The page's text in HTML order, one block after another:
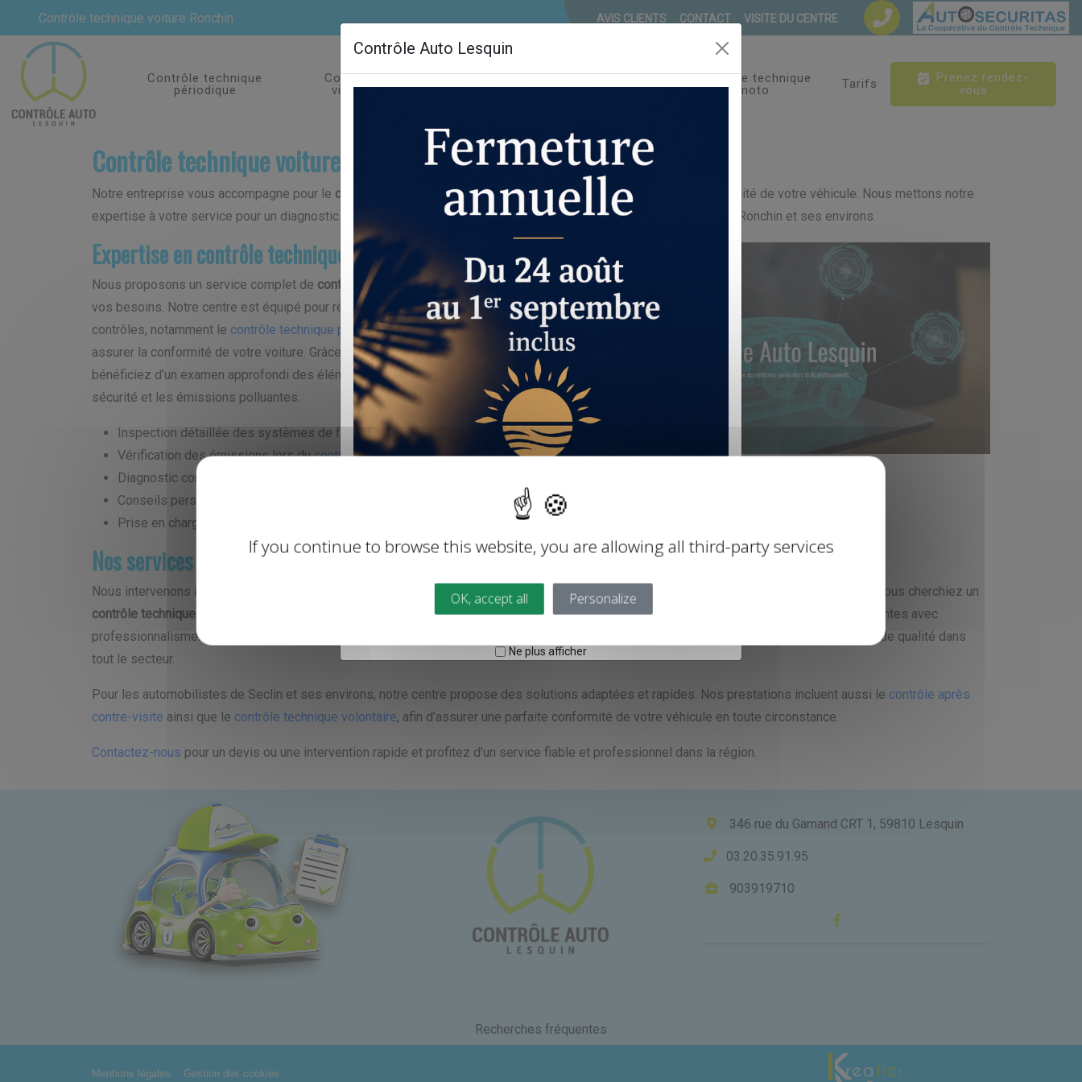
If you continue to browse this website, you are allowing all third-party services
OK, accept all Personalize
Contrôle technique voiture Ronchin AVIS CLIENTS CONTACT VISITE DU CENTRE
Contrôle technique
périodique
Contre-
visite
Contrôle anti-
pollution
Contrôle
volontaire
Contrôle technique
moto
Tarifs
Prenez rendez-
vous
Contrôle Auto Lesquin
Ne plus afficher
Contrôle technique voiture Ronchin : votre sécurité avant tout
Notre entreprise vous accompagne pour le contrôle technique voiture Ronchin , garantissant la sécurité et la conformité de votre véhicule. Nous mettons notre
expertise à votre service pour un diagnostic précis et un suivi rigoureux, indispensable pour circuler sereinement à Ronchin et ses environs.
Expertise en contrôle technique automobile à Ronchin
Nous proposons un service complet de contrôle technique voiture
adapté à
vos besoins. Notre centre est équipé pour réaliser différents types de
contrôles, notamment le contrôle technique périodiquequi est obligatoire pour
assurer la conformité de votre voiture. Grâce à nos interventions, vous
bénéficiez d’un examen approfondi des éléments essentiels, incluant la
sécurité et les émissions polluantes.
Inspection détaillée des systèmes de freinage et de direction
Vérification des émissions lors ducontrôle anti-pollution
Diagnostic complet pour éviter la contre-visite
Conseils personnalisés pour l’entretien de votre véhicule
Prise en charge rapide et professionnelle
Nos services autour de Ronchin et dans le secteur des villes voisines
Nous intervenons à Ronchin ainsi que dans les communes proches telles que Bouvines, Lesquin, Fretin, Lille et Sainghin-en-Mélantois. Que vous cherchiez un
contrôle technique voiture à Lesquin
ou un centre de contrôle pour votre véhicule à Lille, notre équipe est disponible pour répondre à vos attentes avec
professionnalisme. Nous couvrons également les besoins en contrôle technique autour de Templeuve et Pont-à-Marcq, assurant un service de qualité dans
tout le secteur.
Pour les automobilistes de Seclin et ses environs, notre centre propose des solutions adaptées et rapides. Nos prestations incluent aussi le contrôle après
contre-visite ainsi que le contrôle technique volontaire, afin d’assurer une parfaite conformité de votre véhicule en toute circonstance.
Contactez-nous pour un devis ou une intervention rapide et profitez d’un service fiable et professionnel dans la région.
346 rue du Gamand CRT 1, 59810 Lesquin
03.20.35.91.95
903919710
Recherches fréquentes
Mentions légales Gestion des cookies